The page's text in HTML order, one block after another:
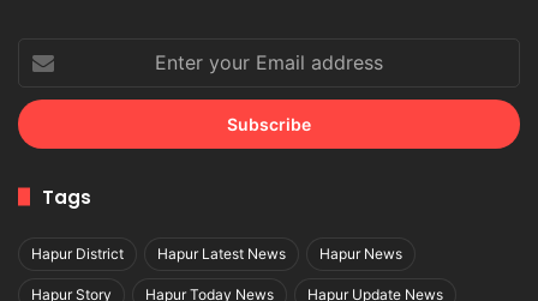
your
Email
address
Tags
Hapur District Hapur Latest News Hapur News
Hapur Story Hapur Today News Hapur Update News